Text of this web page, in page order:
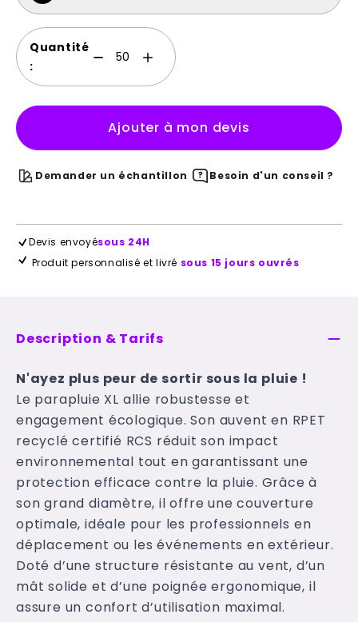
Quantité
:
Ajouter à mon devis
Demander un échantillon Besoin d'un conseil ?
Devis envoyésous 24H
Produit personnalisé et livré sous 15 jours ouvrés
Description & Tarifs
N'ayez plus peur de sortir sous la pluie !
Le parapluie XL allie robustesse et
engagement écologique. Son auvent en RPET
recyclé certifié RCS réduit son impact
environnemental tout en garantissant une
protection efficace contre la pluie. Grâce à
son grand diamètre, il offre une couverture
optimale, idéale pour les professionnels en
déplacement ou les événements en extérieur.
Doté d’une structure résistante au vent, d’un
mât solide et d’une poignée ergonomique, il
assure un confort d’utilisation maximal.